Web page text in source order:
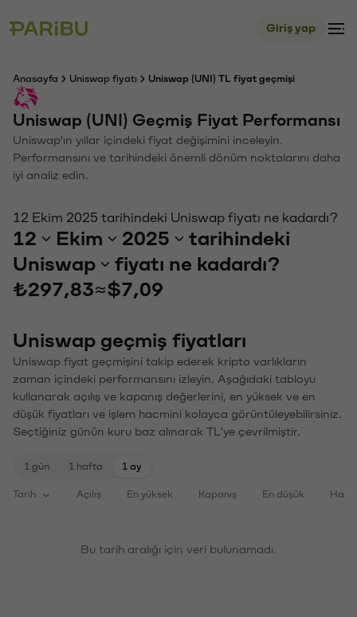
Giriş yap
Anasayfa Uniswap fiyatı Uniswap (UNI) TL fiyat geçmişi
Uniswap (UNI) Geçmiş Fiyat Performansı
Uniswap'ın yıllar içindeki fiyat değişimini inceleyin.
Performansını ve tarihindeki önemli dönüm noktalarını daha
iyi analiz edin.
12 Ekim 2025 tarihindeki Uniswap fiyatı ne kadardı?
12 Ekim 2025
tarihindeki
Uniswap
fiyatı ne kadardı?
₺297,83≈$7,09
Uniswap geçmiş fiyatları
Uniswap fiyat geçmişini takip ederek kripto varlıkların
zaman içindeki performansını izleyin. Aşağıdaki tabloyu
kullanarak açılış ve kapanış değerlerini, en yüksek ve en
düşük fiyatları ve işlem hacmini kolayca görüntüleyebilirsiniz.
Seçtiğiniz günün kuru baz alınarak TL'ye çevrilmiştir.
1 gün 1 hafta 1 ay
Tarih Açılış En yüksek Kapanış En düşük
Bu tarih aralığı için veri bulunamadı.